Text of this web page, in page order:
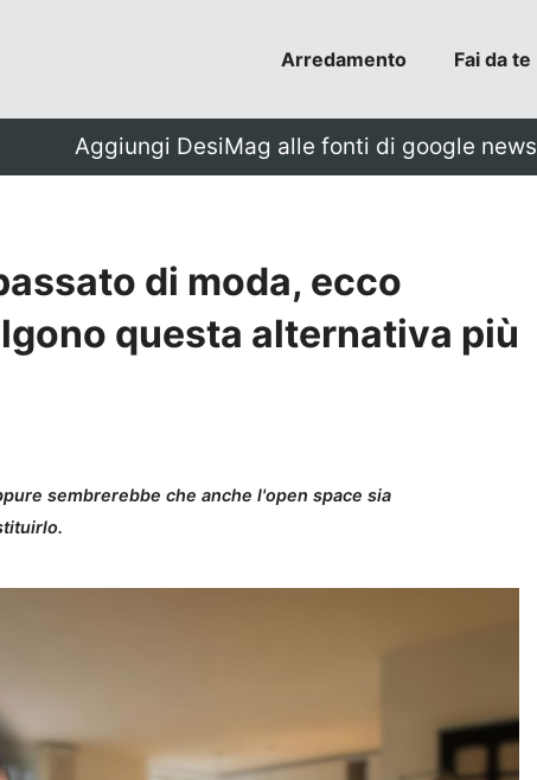
Arredamento Fai da te
Aggiungi DesiMag alle fonti di google news
di moda, ecco
questa alternativa più
sembrerebbe che anche l'open space sia